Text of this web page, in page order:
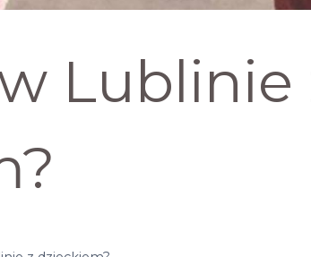
Lublinie